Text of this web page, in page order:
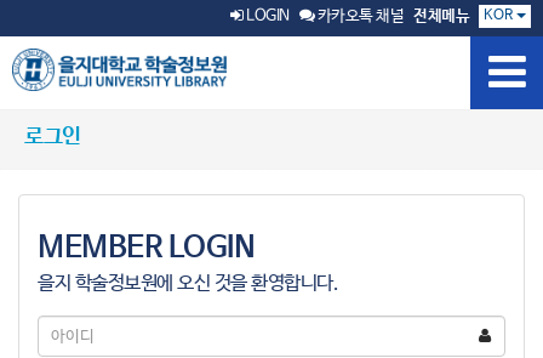
LOGIN 카카오톡 채널 전체메뉴 KOR
로그인
MEMBER LOGIN
을지 학술정보원에 오신 것을 환영합니다.
아